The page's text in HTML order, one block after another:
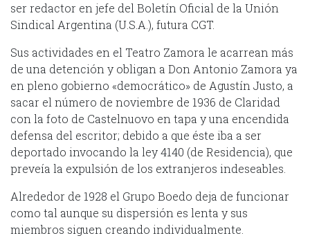
ser redactor en jefe del Boletín Oficial de la Unión
Sindical Argentina (U.S.A.), futura CGT.
Sus actividades en el Teatro Zamora le acarrean más
de una detención y obligan a Don Antonio Zamora ya
en pleno gobierno «democrático» de Agustín Justo, a
sacar el número de noviembre de 1936 de Claridad
con la foto de Castelnuovo en tapa y una encendida
defensa del escritor; debido a que éste iba a ser
deportado invocando la ley 4140 (de Residencia), que
preveía la expulsión de los extranjeros indeseables.
Alrededor de 1928 el Grupo Boedo deja de funcionar
como tal aunque su dispersión es lenta y sus
miembros siguen creando individualmente.